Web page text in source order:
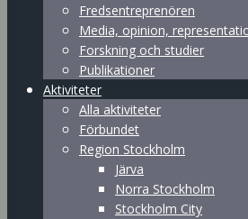
Fredsentreprenören
Media, opinion,
Forskning och studier
Publikationer
Aktiviteter
Alla aktiviteter
Förbundet
Region Stockholm
Järva
Norra Stockholm
Stockholm City